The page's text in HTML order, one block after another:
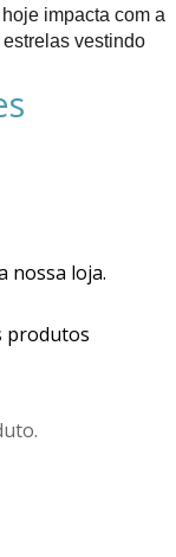
impacta com a
vestindo
nossa loja.
produtos